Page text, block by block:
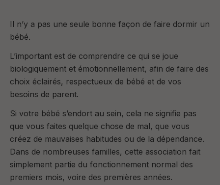
Il n’y a pas une seule bonne façon de faire dormir un
bébé.
L’important est de comprendre ce qui se joue
biologiquement et émotionnellement, afin de faire des
choix éclairés, respectueux de bébé et de vos
besoins de parent.
Si votre bébé s’endort au sein, cela ne signifie pas
que vous faites quelque chose de mal, que vous
créez de mauvaises habitudes ou de la dépendance.
Dans de nombreuses familles, cette association fait
simplement partie du fonctionnement normal des
premiers mois, voire des premières années.